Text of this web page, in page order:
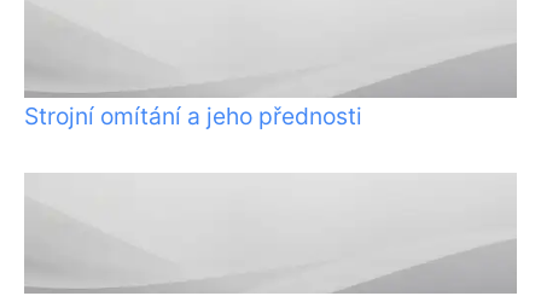
Strojní omítání a jeho přednosti